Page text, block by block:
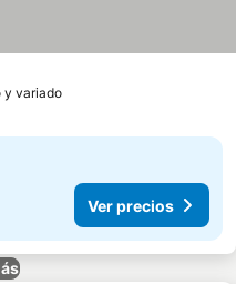
y variado
Ver precios